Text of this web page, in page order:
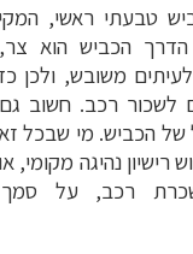
טבעתי ראשי,
הכביש הוא
משובש, ולכן
לשכור רכב. חשוב
הכביש. מי שבכל
רישיון נהיגה מקומי,
רכב, על סמך